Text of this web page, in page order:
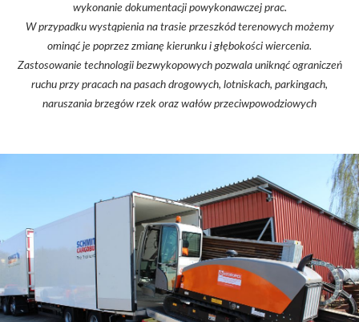
wykonanie dokumentacji powykonawczej prac.
W przypadku wystąpienia na trasie przeszkód terenowych możemy
ominąć je poprzez zmianę kierunku i głębokości wiercenia.
Zastosowanie technologii bezwykopowych pozwala uniknąć ograniczeń
ruchu przy pracach na pasach drogowych, lotniskach, parkingach,
naruszania brzegów rzek oraz wałów przeciwpowodziowych